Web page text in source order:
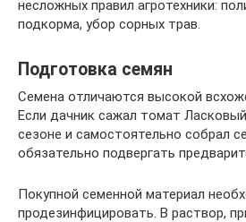
несложных правил агротехники:
подкорма, убор сорных трав.
Подготовка семян
Семена отличаются высокой
Если дачник сажал томат
сезоне и самостоятельно собрал
обязательно подвергать
Покупной семенной материал
продезинфицировать. В раствор,